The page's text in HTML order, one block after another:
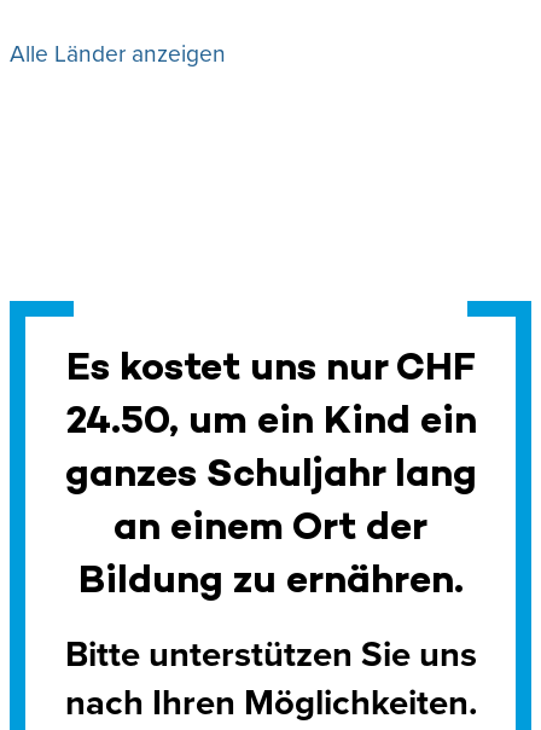
Alle Länder anzeigen
Es kostet uns nur CHF
24.50, um ein Kind ein
ganzes Schuljahr lang
an einem Ort der
Bildung zu ernähren.
Bitte unterstützen Sie uns
nach Ihren Möglichkeiten.